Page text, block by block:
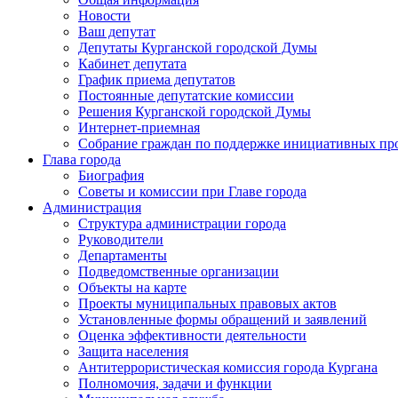
Новости
Ваш депутат
Депутаты Курганской городской Думы
Кабинет депутата
График приема депутатов
Постоянные депутатские комиссии
Решения Курганской городской Думы
Интернет-приемная
Собрание граждан по поддержке инициативных
Глава города
Биография
Советы и комиссии при Главе города
Администрация
Структура администрации города
Руководители
Департаменты
Подведомственные организации
Объекты на карте
Проекты муниципальных правовых актов
Установленные формы обращений и заявлений
Оценка эффективности деятельности
Защита населения
Антитеррористическая комиссия города Кургана
Полномочия, задачи и функции